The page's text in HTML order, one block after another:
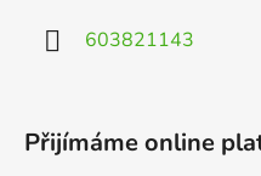
603821143
Přijímáme online